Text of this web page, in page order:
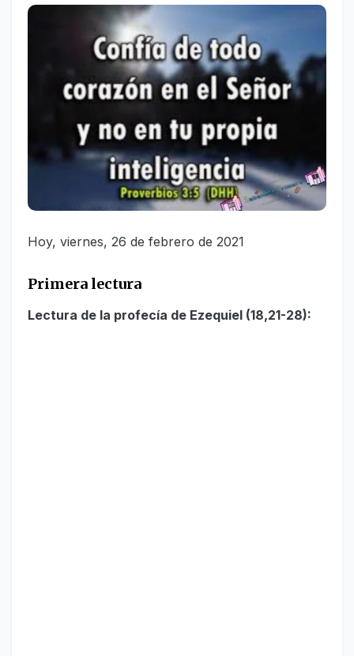
Hoy, viernes, 26 de febrero de 2021
Primera lectura
Lectura de la profecía de Ezequiel (18,21-28):